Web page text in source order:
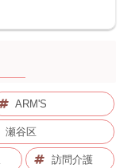
ARM'S
瀬谷区
訪問介護